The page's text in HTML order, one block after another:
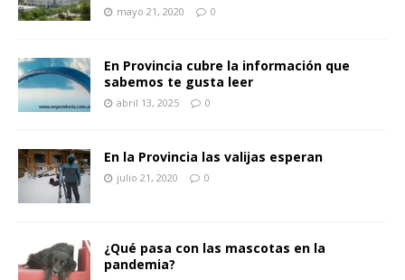
mayo 21, 2020 0
En Provincia cubre la información que
sabemos te gusta leer
abril 13, 2025 0
En la Provincia las valijas esperan
julio 21, 2020 0
¿Qué pasa con las mascotas en la
pandemia?